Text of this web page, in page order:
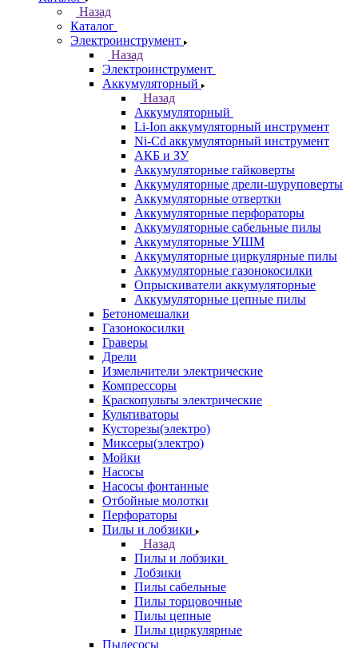
Назад
Каталог
Электроинструмент
Назад
Электроинструмент
Аккумуляторный
Назад
Аккумуляторный
Li-Ion аккумуляторный инструмент
Ni-Cd аккумуляторный инструмент
АКБ и ЗУ
Аккумуляторные гайковерты
Аккумуляторные дрели-шуруповерты
Аккумуляторные отвертки
Аккумуляторные перфораторы
Аккумуляторные сабельные пилы
Аккумуляторные УШМ
Аккумуляторные циркулярные пилы
Аккумуляторные газонокосилки
Опрыскиватели аккумуляторные
Аккумуляторные цепные пилы
Бетономешалки
Газонокосилки
Граверы
Дрели
Измельчители электрические
Компрессоры
Краскопульты электрические
Культиваторы
Кусторезы(электро)
Миксеры(электро)
Мойки
Насосы
Насосы фонтанные
Отбойные молотки
Перфораторы
Пилы и лобзики
Назад
Пилы и лобзики
Лобзики
Пилы сабельные
Пилы торцовочные
Пилы цепные
Пилы циркулярные
Пылесосы